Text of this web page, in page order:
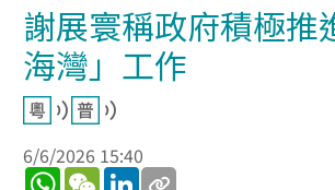
謝展寰稱政府積極推
海灣」工作
6/6/2026 15:40
WhatsApp
WeChatLinkedIn